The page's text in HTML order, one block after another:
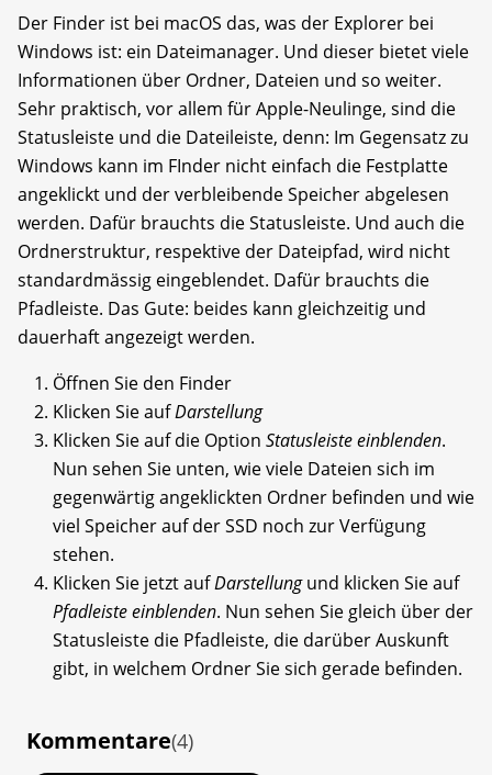
Der Finder ist bei macOS das, was der Explorer bei
Windows ist: ein Dateimanager. Und dieser bietet viele
Informationen über Ordner, Dateien und so weiter.
Sehr praktisch, vor allem für Apple-Neulinge, sind die
Statusleiste und die Dateileiste, denn: Im Gegensatz zu
Windows kann im FInder nicht einfach die Festplatte
angeklickt und der verbleibende Speicher abgelesen
werden. Dafür brauchts die Statusleiste. Und auch die
Ordnerstruktur, respektive der Dateipfad, wird nicht
standardmässig eingeblendet. Dafür brauchts die
Pfadleiste. Das Gute: beides kann gleichzeitig und
dauerhaft angezeigt werden.
Öffnen Sie den Finder
Klicken Sie aufDarstellung
Klicken Sie auf die Option Statusleiste einblenden.
Nun sehen Sie unten, wie viele Dateien sich im
gegenwärtig angeklickten Ordner befinden und wie
viel Speicher auf der SSD noch zur Verfügung
stehen.
Klicken Sie jetzt aufDarstellungund klicken Sie auf
Pfadleiste einblenden. Nun sehen Sie gleich über der
Statusleiste die Pfadleiste, die darüber Auskunft
gibt, in welchem Ordner Sie sich gerade befinden.
Kommentare(4)